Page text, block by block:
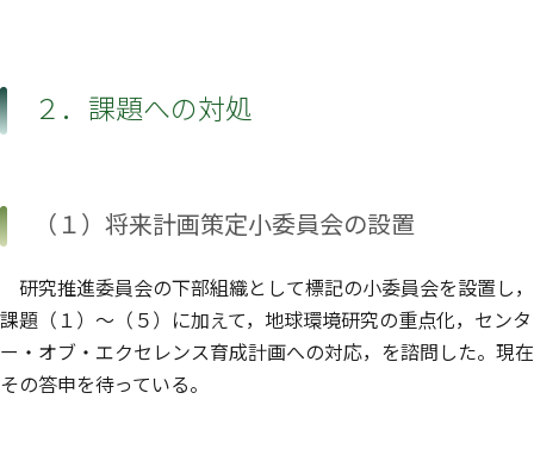
２．課題への対処
（１）将来計画策定小委員会の設置
研究推進委員会の下部組織として標記の小委員会を設置し，
課題（１）〜（５）に加えて，地球環境研究の重点化，センタ
ー・オブ・エクセレンス育成計画への対応，を諮問した。現在
その答申を待っている。